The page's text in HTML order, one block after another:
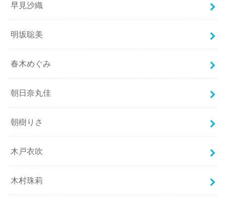
早見沙織
明坂聡美
春木めぐみ
朝日奈丸佳
朝樹りさ
木戸衣吹
木村珠莉